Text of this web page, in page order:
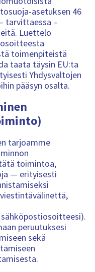
asetuksen 46
tarvittaessa –
Luettelo
toimenpiteistä
taata täysin EU:ta
Yhdysvaltojen
pääsyn osalta.
tarjoamme
toimintoa,
— erityisesti
peruutuksesi
sekä